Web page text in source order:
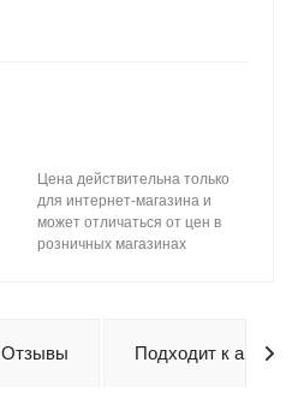
Цена действительна только
для интернет-магазина и
может отличаться от цен в
розничных магазинах
Отзывы Подходит к авто